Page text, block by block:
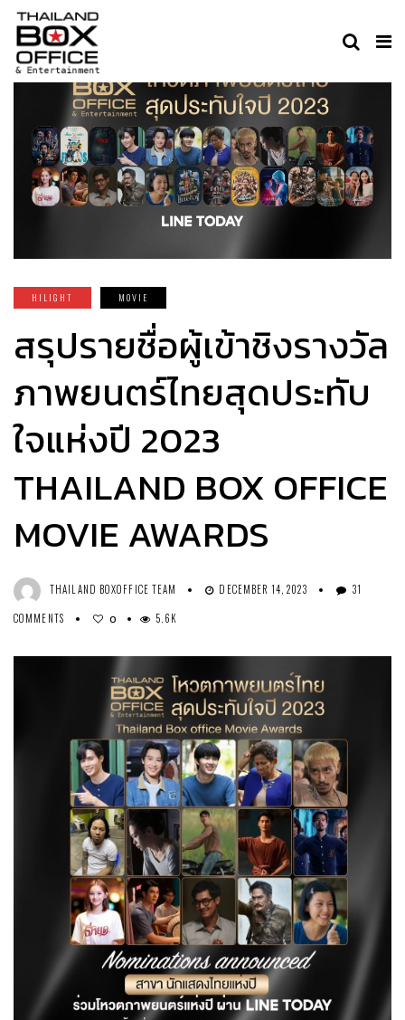
HILIGHT MOVIE
สรุปรายชื่อผู้เข้าชิงรางวัล
ภาพยนตร์ไทยสุดประทับ
ใจแห่งปี 2023
THAILAND BOX OFFICE
MOVIE AWARDS
THAILAND BOXOFFICE TEAM DECEMBER 14, 2023
31
COMMENTS
0 5.6K